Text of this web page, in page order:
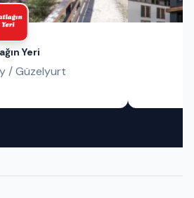
Yeri
/ Güzelyurt